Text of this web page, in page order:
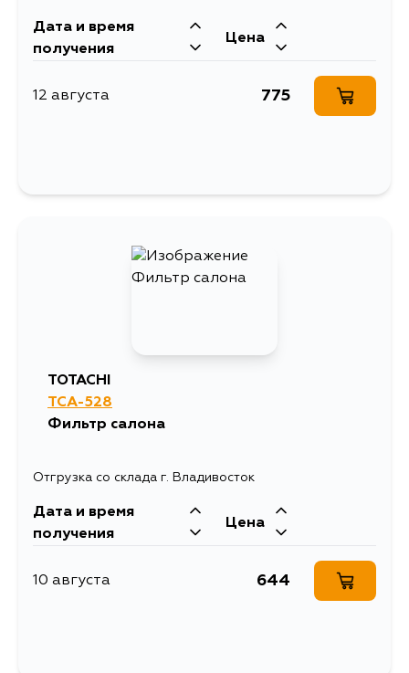
Дата и время
получения
Цена
12 августа 775
TOTACHI
TCA-528
Фильтр салона
Отгрузка со склада г. Владивосток
Дата и время
получения
Цена
10 августа 644